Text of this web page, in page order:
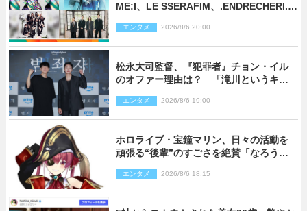
ME:I、LE SSERAFIM、.ENDRECHERI.が
エンタメ 2026/8/6 20:00
松永大司監督、『犯罪者』チョン・イル
のオファー理由は？ 「滝川というキャ
かった」
エンタメ 2026/8/6 19:00
ホロライブ・宝鐘マリン、日々の活動を
頑張る“後輩”のすごさを絶賛「なろう系
エンタメ 2026/8/6 18:15